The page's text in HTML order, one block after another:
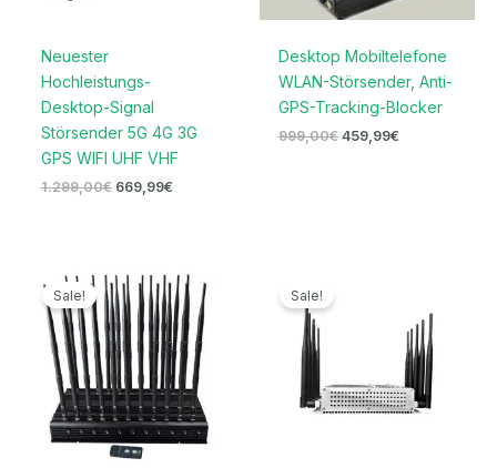
Neuester
Hochleistungs-
Desktop-Signal
Störsender 5G 4G 3G
GPS WIFI UHF VHF
1.299,00€ 669,99€
Desktop Mobiltelefone
WLAN-Störsender, Anti-
GPS-Tracking-Blocker
999,00€ 459,99€
Sale!
Preis
war:
1.599,00€
Preis
ist:
739,99€.
Sale!
399,99€.